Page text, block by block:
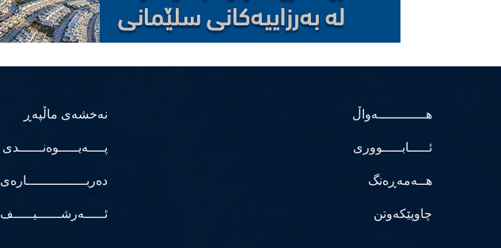
هــــــــــــەواڵ
ئـــــابـــــووری
هــەمەڕەنگ
چاوپێکەوتن
نەخشەی ماڵپەڕ
پــــەیـــــوەنــــــدی
دەربـــــــــــــــارەی
ئـــــەرشــــــیـــــف